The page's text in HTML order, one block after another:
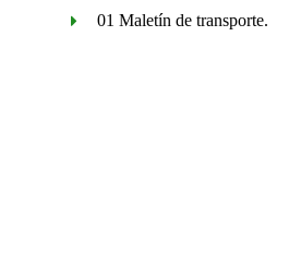
01 Maletín de transporte.